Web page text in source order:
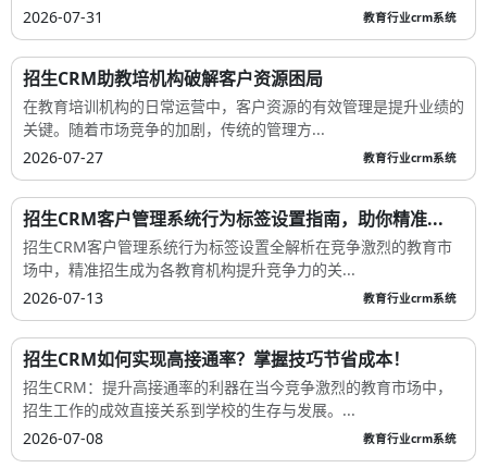
2026-07-31
教育行业crm系统
招生CRM助教培机构破解客户资源困局
在教育培训机构的日常运营中，客户资源的有效管理是提升业绩的
关键。随着市场竞争的加剧，传统的管理方...
2026-07-27
教育行业crm系统
招生CRM客户管理系统行为标签设置指南，助你精准...
招生CRM客户管理系统行为标签设置全解析在竞争激烈的教育市
场中，精准招生成为各教育机构提升竞争力的关...
2026-07-13
教育行业crm系统
招生CRM如何实现高接通率？掌握技巧节省成本！
招生CRM：提升高接通率的利器在当今竞争激烈的教育市场中，
招生工作的成效直接关系到学校的生存与发展。...
2026-07-08
教育行业crm系统